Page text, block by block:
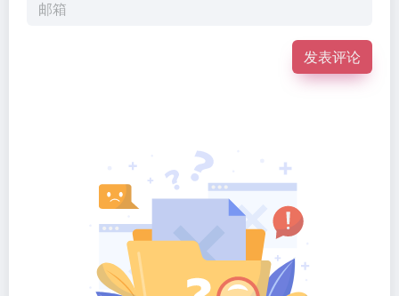
发表评论